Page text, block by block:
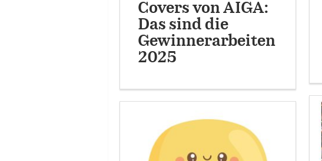
Covers von AIGA:
Das sind die
Gewinnerarbeiten
2025